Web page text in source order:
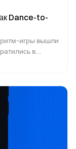
Dance-to-
ритм-игры вышли
в
и